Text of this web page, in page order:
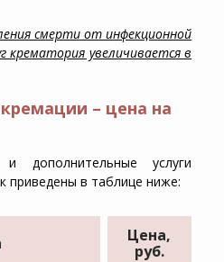
смерти от инфекционной
крематория увеличивается в
– цена на
и дополнительные услуги
приведены в таблице ниже:
Цена,
руб.